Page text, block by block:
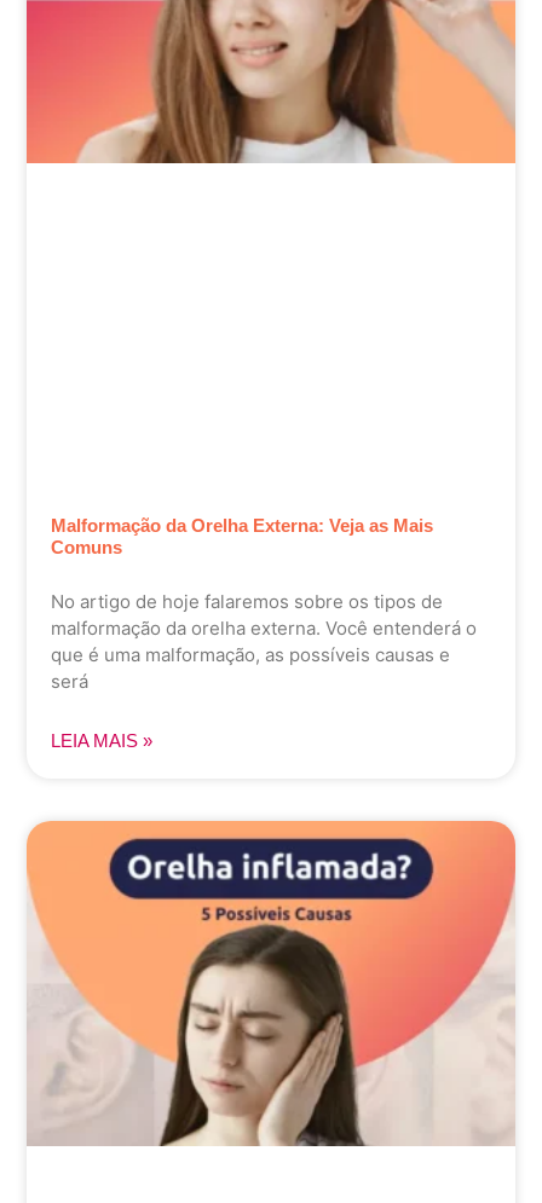
Malformação da Orelha Externa: Veja as Mais
Comuns
No artigo de hoje falaremos sobre os tipos de
malformação da orelha externa. Você entenderá o
que é uma malformação, as possíveis causas e
será
LEIA MAIS »